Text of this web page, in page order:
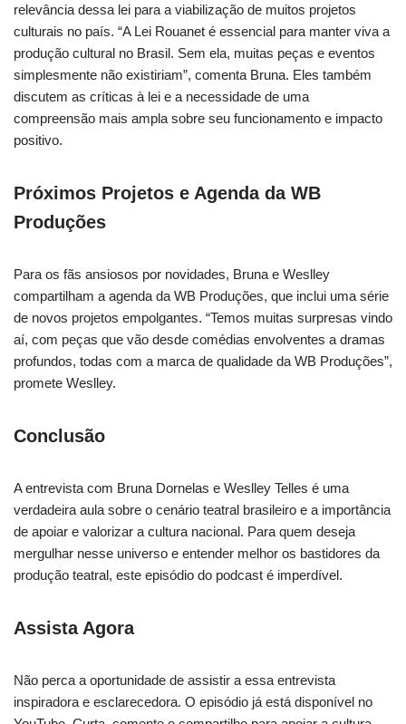
relevância dessa lei para a viabilização de muitos projetos
culturais no país. “A Lei Rouanet é essencial para manter viva a
produção cultural no Brasil. Sem ela, muitas peças e eventos
simplesmente não existiriam”, comenta Bruna. Eles também
discutem as críticas à lei e a necessidade de uma
compreensão mais ampla sobre seu funcionamento e impacto
positivo.
Próximos Projetos e Agenda da WB
Produções
Para os fãs ansiosos por novidades, Bruna e Weslley
compartilham a agenda da WB Produções, que inclui uma série
de novos projetos empolgantes. “Temos muitas surpresas vindo
aí, com peças que vão desde comédias envolventes a dramas
profundos, todas com a marca de qualidade da WB Produções”,
promete Weslley.
Conclusão
A entrevista com Bruna Dornelas e Weslley Telles é uma
verdadeira aula sobre o cenário teatral brasileiro e a importância
de apoiar e valorizar a cultura nacional. Para quem deseja
mergulhar nesse universo e entender melhor os bastidores da
produção teatral, este episódio do podcast é imperdível.
Assista Agora
Não perca a oportunidade de assistir a essa entrevista
inspiradora e esclarecedora. O episódio já está disponível no